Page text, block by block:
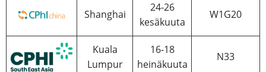
Shanghai
24-26
kesäkuuta
W1G20
Kuala
Lumpur
16-18
heinäkuuta
N33